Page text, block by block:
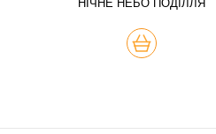
НІЧНЕ НЕБО ПОДІЛЛЯ
КУПИТЬ